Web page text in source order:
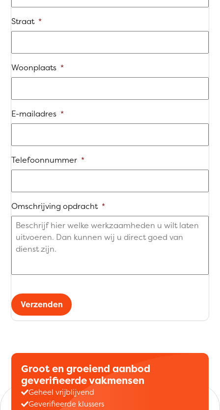
Straat *
Woonplaats *
E-mailadres *
Telefoonnummer *
Omschrijving opdracht *
Verzenden
Groot en groeiend aanbod
geverifieerde vakmensen
Geheel vrijblijvend
Geverifieerde klussers